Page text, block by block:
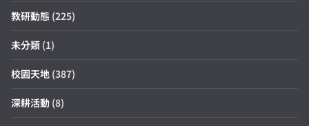
教研動態 (225)
未分類 (1)
校園天地 (387)
深耕活動 (8)